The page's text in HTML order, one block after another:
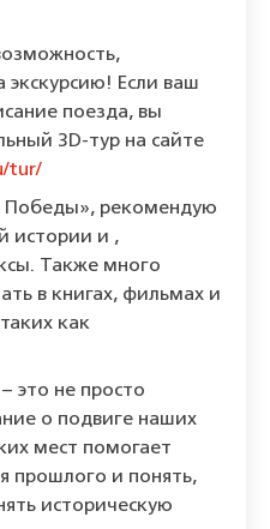
экскурсию! Если ваш
поезда, вы
3D-тур на сайте
tur/
рекомендую
истории и ,
Также много
в книгах, фильмах и
как
не просто
о подвиге наших
мест помогает
прошлого и понять,
историческую